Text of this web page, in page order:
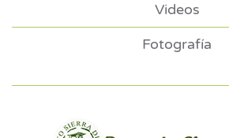
Videos
Fotografía